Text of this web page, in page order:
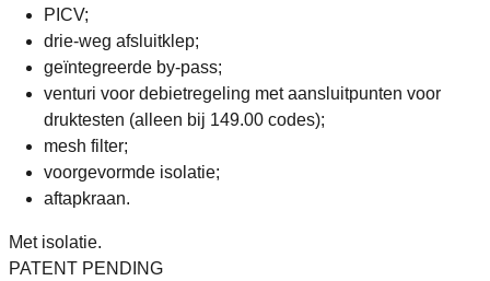
PICV;
drie-weg afsluitklep;
geïntegreerde by-pass;
venturi voor debietregeling met aansluitpunten voor
druktesten (alleen bij 149.00 codes);
mesh filter;
voorgevormde isolatie;
aftapkraan.
Met isolatie.
PATENT PENDING